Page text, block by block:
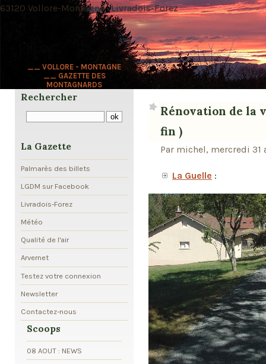
__ VOLLORE - MONTAGNE
__ GAZETTE DES
MONTAGNARDS
63120 Vollore-Montagne · Livradois-Forez
Rénovation de la
fin )
Par michel, mercredi 31
La Guelle :
Rechercher
La Gazette
Palmarès des billets
LGDM sur Facebook
Livradois-Forez
Météo
Qualité de l'air
Arvernet
Testez votre connexion
Newsletter
Contactez-nous
Scoops
08 AOUT : NEWS